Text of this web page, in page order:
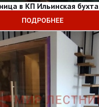
в КП Ильинская бухта
ПОДРОБНЕЕ